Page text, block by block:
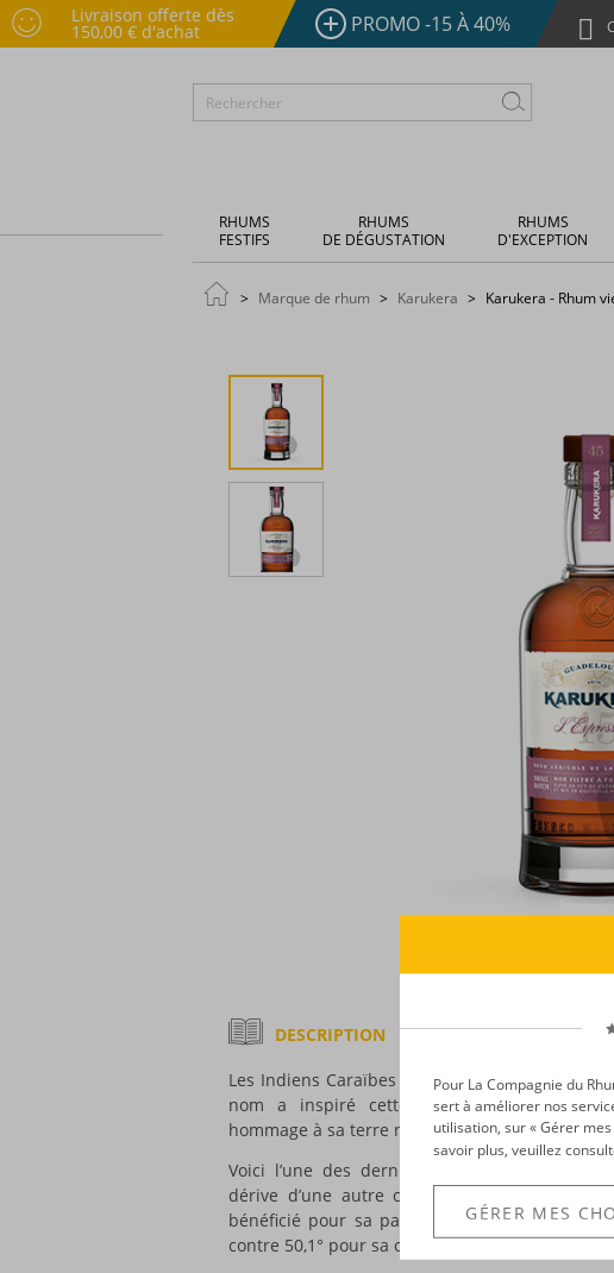
Livraison offerte dès
150,00 € d'achat PROMO -15 À 40%
RHUMS
FESTIFS
RHUMS
DE DÉGUSTATION
RHUMS
D'EXCEPTION
Marque de rhum Karukera Karukera - Rhum
DESCRIPTION
Les Indiens Caraïbes donnaient un joli nom à
nom a inspiré cette marque derhum
hommage à sa terre natale…
Voici l’une des dernières-nées de Karukera,
dérive d’une autre cuvée de la marque,
bénéficié pour sa part d’une réduction qui l’a
contre 50,1° pour sa consoeur.
Pour La Compagnie du
sert à améliorer nos
utilisation, sur « Gérer
savoir plus, veuillez
GÉRER MES